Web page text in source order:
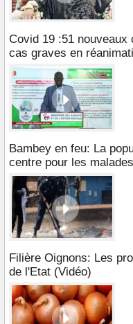
Covid 19 :51
cas graves en
Bambey en feu: La
centre pour les
Filière Oignons: Les
de l'Etat (Vidéo)